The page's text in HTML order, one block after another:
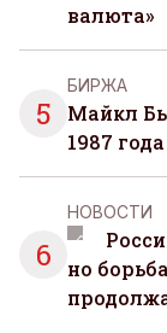
валюта»
5
БИРЖА
Майкл
1987 года
6
НОВОСТИ
но